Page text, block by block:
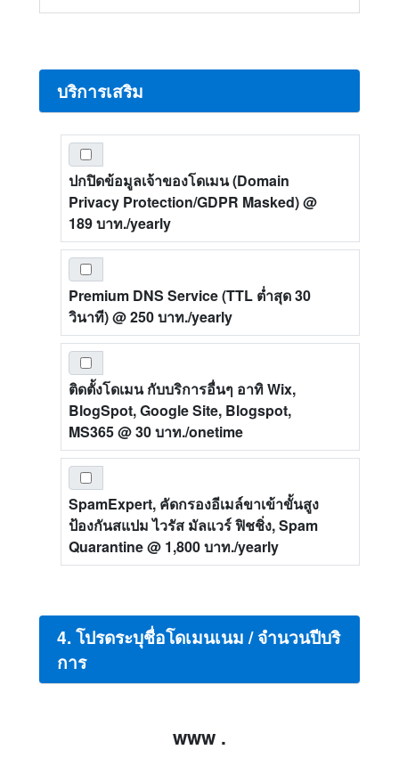
บริการเสริม
ปกปิดข้อมูลเจ้าของโดเมน (Domain
Privacy Protection/GDPR Masked)@
189 บาท./yearly
Premium DNS Service (TTL ต่ำสุด 30
วินาที)@ 250 บาท./yearly
ติดตั้งโดเมน กับบริการอื่นๆ อาทิ Wix,
BlogSpot, Google Site, Blogspot,
MS365@ 30 บาท./onetime
SpamExpert, คัดกรองอีเมล์ขาเข้าขั้นสูง
ป้องกันสแปม ไวรัส มัลแวร์ ฟิชชิ่ง, Spam
Quarantine@ 1,800 บาท./yearly
4. โปรดระบุชื่อโดเมนเนม / จำนวนปีบริ
การ
www .